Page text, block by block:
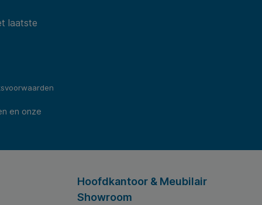
laatste
en onze
Hoofdkantoor & Meubilair
Showroom